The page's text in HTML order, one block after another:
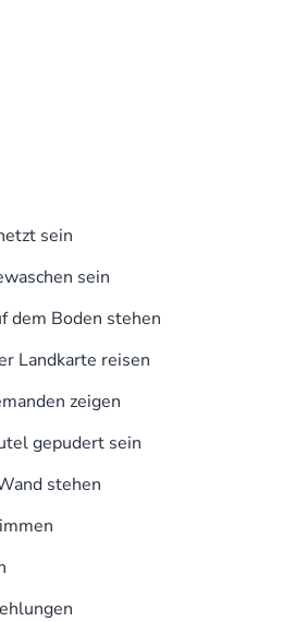
sein
sein
dem Boden stehen
Landkarte reisen
zeigen
gepudert sein
stehen